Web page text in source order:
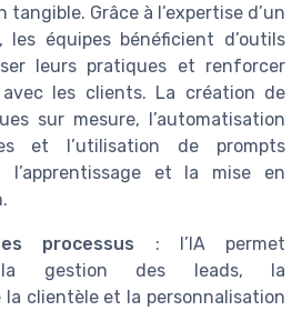
Grâce à l’expertise d’un
les équipes bénéficient d’outils
leurs pratiques et renforcer
les clients. La création de
sur mesure, l’automatisation
et l’utilisation de prompts
et la mise en
processus : l’IA permet
la gestion des leads, la
clientèle et la personnalisation